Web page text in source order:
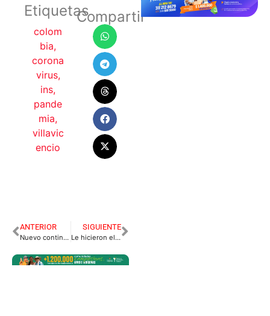
Etiquetas
colom
bia,
corona
virus,
ins,
pande
mia,
villavic
encio
Compartir
ANTERIOR
Nuevo contingente de 824 soldados para los Llanos
SIGUIENTE
Le hicieron el cajón al presidente de la Cámara de Comercio